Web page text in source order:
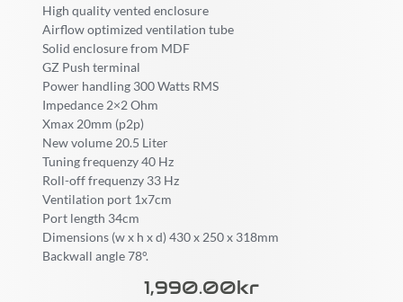
High quality vented enclosure
Airflow optimized ventilation tube
Solid enclosure from MDF
GZ Push terminal
Power handling 300 Watts RMS
Impedance 2×2 Ohm
Xmax 20mm (p2p)
New volume 20.5 Liter
Tuning frequenzy 40 Hz
Roll-off frequenzy 33 Hz
Ventilation port 1x7cm
Port length 34cm
Dimensions (w x h x d) 430 x 250 x 318mm
Backwall angle 78°.
1,990.00Kr